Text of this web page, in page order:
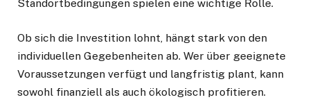
Standortbedingungen spielen eine wichtige Rolle.
Ob sich die Investition lohnt, hängt stark von den
individuellen Gegebenheiten ab. Wer über geeignete
Voraussetzungen verfügt und langfristig plant, kann
sowohl finanziell als auch ökologisch profitieren.